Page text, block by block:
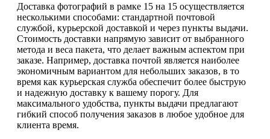
Доставка фотографий в рамке 15 на 15 осуществляется
несколькими способами: стандартной почтовой
службой, курьерской доставкой и через пункты выдачи.
Стоимость доставки напрямую зависит от выбранного
метода и веса пакета, что делает важным аспектом при
заказе. Например, доставка почтой является наиболее
экономичным вариантом для небольших заказов, в то
время как курьерская служба обеспечит более быструю
и надежную доставку к вашему порогу. Для
максимального удобства, пункты выдачи предлагают
гибкий способ получения заказов в любое удобное для
клиента время.